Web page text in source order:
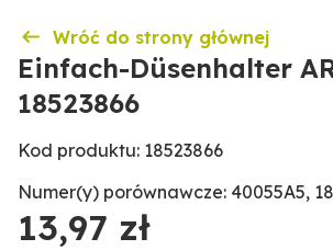
Wróć do strony głównej
Einfach-Düsenhalter
18523866
Kod produktu: 18523866
Numer(y) porównawcze: 40055A5,
13,97 zł